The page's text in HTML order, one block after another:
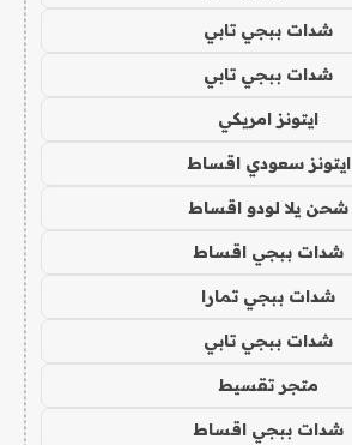
شدات ببجي تابي
شدات ببجي تابي
ايتونز امريكي
ايتونز سعودي اقساط
شحن يلا لودو اقساط
شدات ببجي اقساط
شدات ببجي تمارا
شدات ببجي تابي
متجر تقسيط
شدات ببجي اقساط